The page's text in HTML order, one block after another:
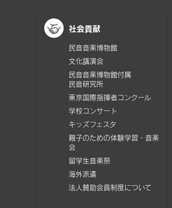
社会貢献
民音音楽博物館
文化講演会
民音音楽博物館付属
民音研究所
東京国際指揮者コンクール
学校コンサート
キッズフェスタ
親子のための体験学習・音楽
会
留学生音楽祭
海外派遣
法人賛助会員制度について